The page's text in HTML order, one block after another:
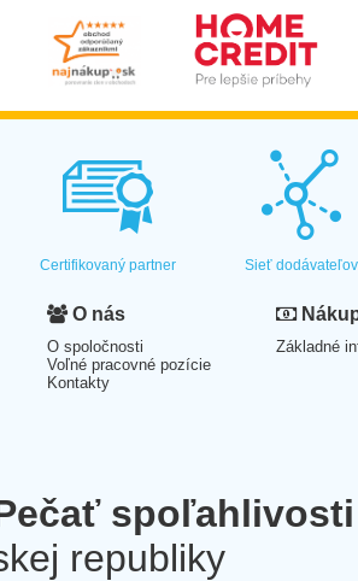
Certifikovaný partner Sieť dodávateľov
O nás
O spoločnosti
Voľné pracovné pozície
Kontakty
Základné
spoľahlivosti
republiky